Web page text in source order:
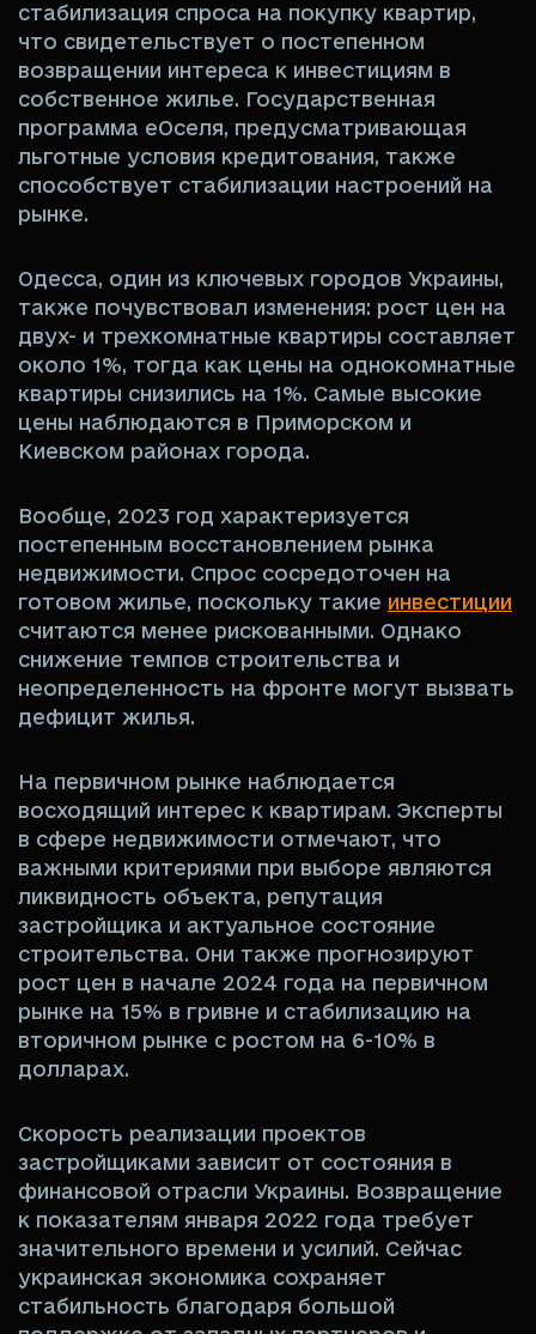
стабилизация спроса на покупку квартир,
что свидетельствует о постепенном
возвращении интереса к инвестициям в
собственное жилье. Государственная
программа еОселя, предусматривающая
льготные условия кредитования, также
способствует стабилизации настроений на
рынке.
Одесса, один из ключевых городов Украины,
также почувствовал изменения: рост цен на
двух- и трехкомнатные квартиры составляет
около 1%, тогда как цены на однокомнатные
квартиры снизились на 1%. Самые высокие
цены наблюдаются в Приморском и
Киевском районах города.
Вообще, 2023 год характеризуется
постепенным восстановлением рынка
недвижимости. Спрос сосредоточен на
готовом жилье, поскольку такие инвестиции
считаются менее рискованными. Однако
снижение темпов строительства и
неопределенность на фронте могут вызвать
дефицит жилья.
На первичном рынке наблюдается
восходящий интерес к квартирам. Эксперты
в сфере недвижимости отмечают, что
важными критериями при выборе являются
ликвидность объекта, репутация
застройщика и актуальное состояние
строительства. Они также прогнозируют
рост цен в начале 2024 года на первичном
рынке на 15% в гривне и стабилизацию на
вторичном рынке с ростом на 6-10% в
долларах.
Скорость реализации проектов
застройщиками зависит от состояния в
финансовой отрасли Украины. Возвращение
к показателям января 2022 года требует
значительного времени и усилий. Сейчас
украинская экономика сохраняет
стабильность благодаря большой